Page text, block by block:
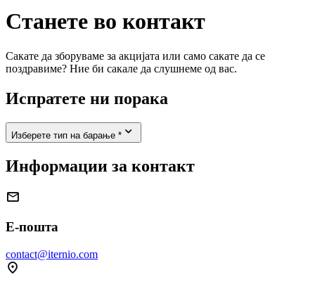
Станете во контакт
Сакате да зборуваме за акцијата или само сакате да се
поздравиме? Ние би сакале да слушнеме од вас.
Испратете ни порака
Изберете тип на барање * 
Информации за контакт

Е-пошта
contact@iternio.com
